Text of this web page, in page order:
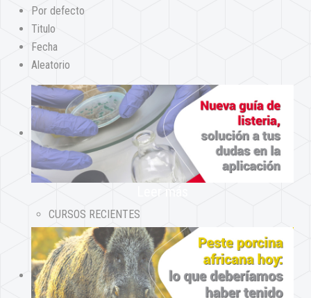
Por defecto
Titulo
Fecha
Aleatorio
CURSOS RECIENTES